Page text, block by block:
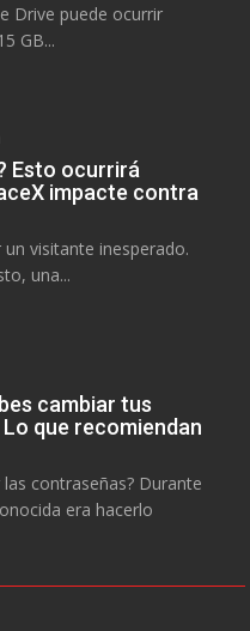
Drive puede ocurrir
GB...
Esto ocurrirá
impacte contra
visitante inesperado.
una...
cambiar tus
que recomiendan
contraseñas? Durante
era hacerlo